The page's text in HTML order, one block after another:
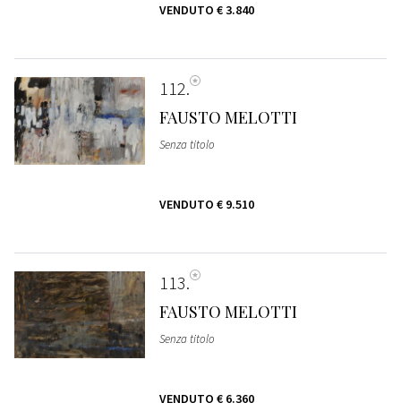
VENDUTO € 3.840
112
FAUSTO MELOTTI
Senza titolo
VENDUTO € 9.510
113
FAUSTO MELOTTI
Senza titolo
VENDUTO € 6.360